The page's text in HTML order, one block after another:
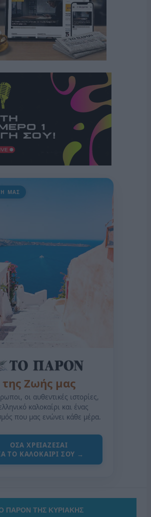
ΜΑΣ
της Ζωής μας
οι αυθεντικές ιστορίες,
καλοκαίρι και ένας
που μας ενώνει κάθε μέρα.
ΟΣΑ ΧΡΕΙΑΖΕΣΑΙ
ΤΟ ΚΑΛΟΚΑΙΡΙ ΣΟΥ →
ΠΑΡΟΝ ΤΗΣ ΚΥΡΙΑΚΗΣ